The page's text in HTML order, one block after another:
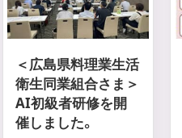
＜広島県料理業生活
衛生同業組合さま＞
AI初級者研修を開
催しました。